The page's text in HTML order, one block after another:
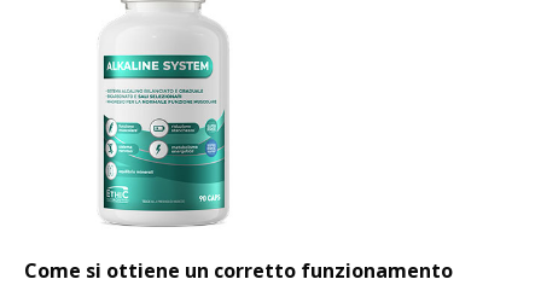
Come si ottiene un corretto funzionamento